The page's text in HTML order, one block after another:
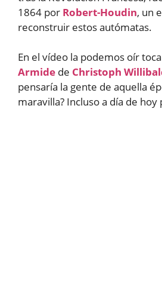
1864 por Robert-Houdin, un
reconstruir estos autómatas.
En el vídeo la podemos oír
Armide de Christoph
pensaría la gente de aquella
maravilla? Incluso a día de hoy